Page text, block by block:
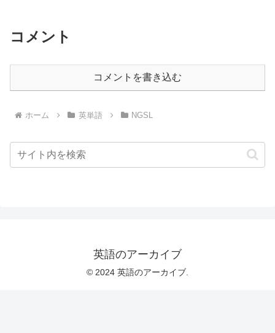
コメント
コメントを書き込む
ホーム 英単語 NGSL
英語のアーカイブ
© 2024 英語のアーカイブ.